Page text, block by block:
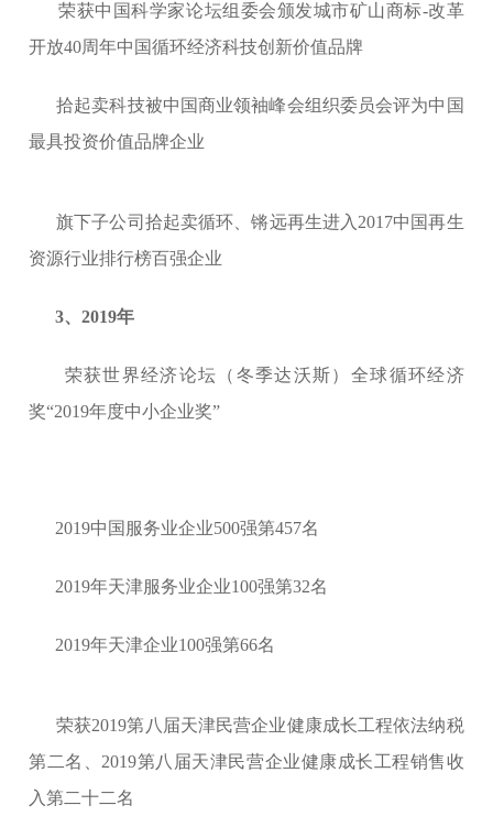
荣获中国科学家论坛组委会颁发城市矿山商标-改革
开放40周年中国循环经济科技创新价值品牌
拾起卖科技被中国商业领袖峰会组织委员会评为中国
最具投资价值品牌企业
旗下子公司拾起卖循环、锵远再生进入2017中国再生
资源行业排行榜百强企业
3、2019年
荣获世界经济论坛（冬季达沃斯）全球循环经济
奖“2019年度中小企业奖”
2019中国服务业企业500强第457名
2019年天津服务业企业100强第32名
2019年天津企业100强第66名
荣获2019第八届天津民营企业健康成长工程依法纳税
第二名、2019第八届天津民营企业健康成长工程销售收
入第二十二名